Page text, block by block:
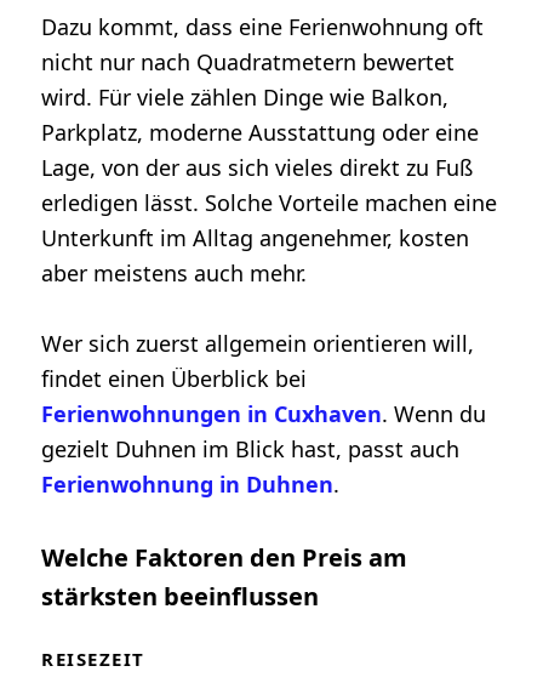
Dazu kommt, dass eine Ferienwohnung oft
nicht nur nach Quadratmetern bewertet
wird. Für viele zählen Dinge wie Balkon,
Parkplatz, moderne Ausstattung oder eine
Lage, von der aus sich vieles direkt zu Fuß
erledigen lässt. Solche Vorteile machen eine
Unterkunft im Alltag angenehmer, kosten
aber meistens auch mehr.
Wer sich zuerst allgemein orientieren will,
findet einen Überblick bei
Ferienwohnungen in Cuxhaven. Wenn du
gezielt Duhnen im Blick hast, passt auch
Ferienwohnung in Duhnen.
Welche Faktoren den Preis am
stärksten beeinflussen
REISEZEIT